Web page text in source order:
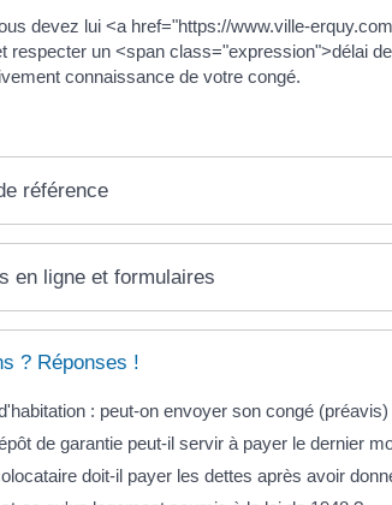
devez lui <a href="https://www.ville-
respecter un <span class="expression">délai
connaissance de votre congé.
référence
en ligne et formulaires
? Réponses !
: peut-on envoyer son congé
de garantie peut-il servir à payer le dernier
doit-il payer les dettes après avoir